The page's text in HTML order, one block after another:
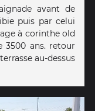
avant de
puis par celui
à corinthe old
3500 ans. retour
au-dessus